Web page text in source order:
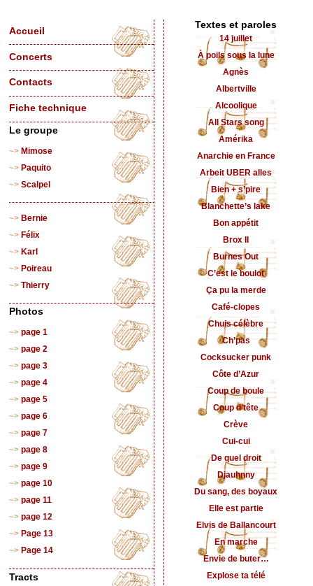
Accueil
Concerts
Contacts
Fiche technique
Le groupe
Mimose
Paquito
Scalpel
Bernie
Félix
Karl
Poireau
Thierry
Photos
page 1
page 2
page 3
page 4
page 5
page 6
page 7
page 8
page 9
page 10
page 11
page 12
Page 13
Page 14
Tracts
Textes et paroles
14 juillet
À poils sous la lune
Agnès
Albertville
Alcoolique
All Stars song
Amérika
Anarchie en France
Arbeit UBER alles
Bien + s’pire
Blanchette’s lake
Bon appétit
Brox II
Burnes Out
C’est le boulot
Ça pu la merde
Café-clopes
Chuis célèbre
Ch’pas
Cocksucker punk
Côte d’Azur
Coup de boule
Coup d’tête
Crève
Cui-cui
De quel droit
Djauhnny
Du sang, des boyaux
Elle est partie
Elvis de Ballancourt
En marche
Envie de buter…
Explose ta télé